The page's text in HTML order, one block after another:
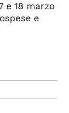
e 18 marzo
e